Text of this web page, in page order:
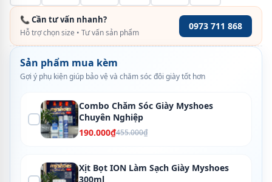
📞 Cần tư vấn nhanh?
Hỗ trợ chọn size • Tư vấn sản phẩm
0973 711 868
Sản phẩm mua kèm
Gợi ý phụ kiện giúp bảo vệ và chăm sóc đôi giày tốt hơn
Combo Chăm Sóc Giày Myshoes
Chuyên Nghiệp
190.000₫455.000₫
Xịt Bọt ION Làm Sạch Giày Myshoes
300ml